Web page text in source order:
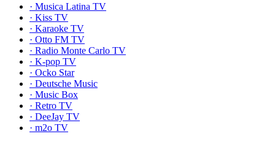
· Musica Latina TV
· Kiss TV
· Karaoke TV
· Otto FM TV
· Radio Monte Carlo TV
· K-pop TV
· Ocko Star
· Deutsche Music
· Music Box
· Retro TV
· DeeJay TV
· m2o TV